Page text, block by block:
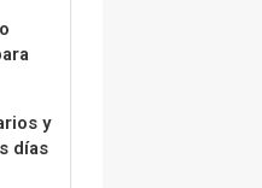
y
días